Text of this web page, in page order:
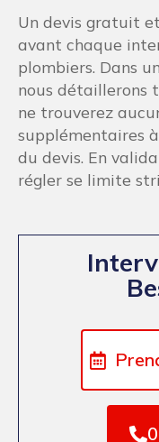
Un devis gratuit
avant chaque
plombiers. Dans
nous détaillerons
ne trouverez
supplémentaires
du devis. En
régler se limite